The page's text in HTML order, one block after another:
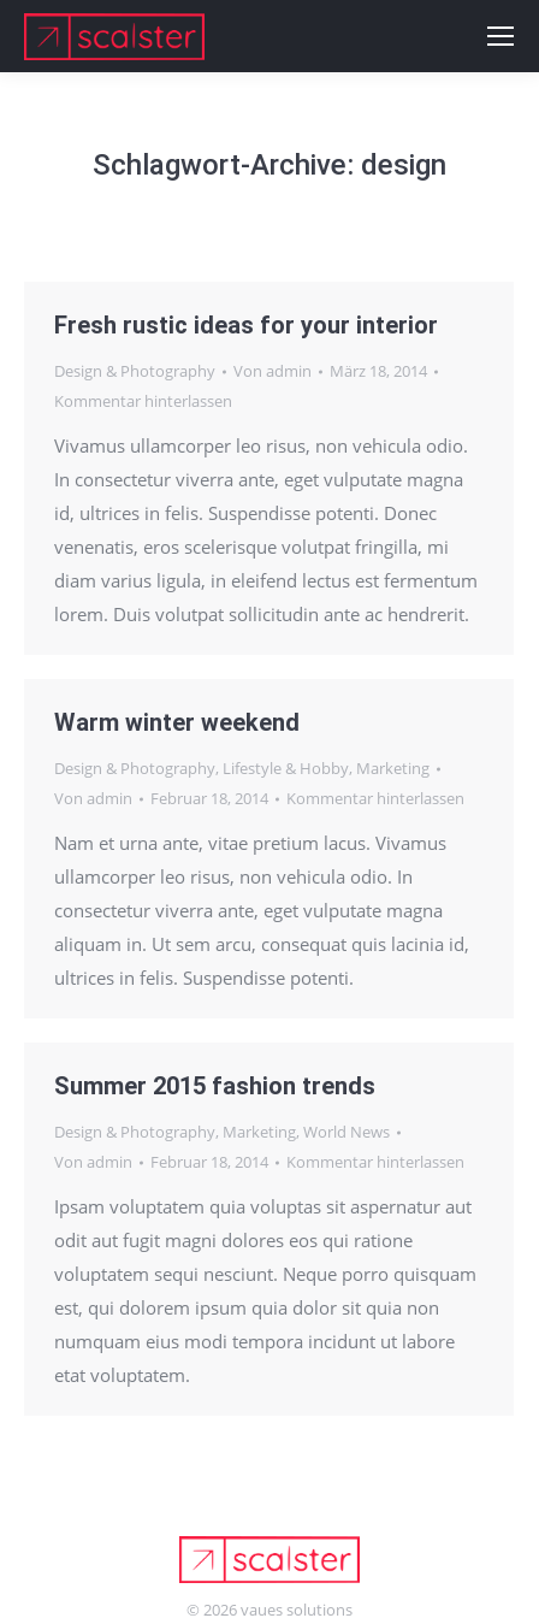
Schlagwort-Archive: design
Fresh rustic ideas for your interior
Design & Photography Von admin
März 18, 2014
Kommentar hinterlassen
Vivamus ullamcorper leo risus, non vehicula odio.
In consectetur viverra ante, eget vulputate magna
id, ultrices in felis. Suspendisse potenti. Donec
venenatis, eros scelerisque volutpat fringilla, mi
diam varius ligula, in eleifend lectus est fermentum
lorem. Duis volutpat sollicitudin ante ac hendrerit.
Warm winter weekend
Design & Photography, Lifestyle & Hobby, Marketing
Von admin Februar 18, 2014 Kommentar hinterlassen
Nam et urna ante, vitae pretium lacus. Vivamus
ullamcorper leo risus, non vehicula odio. In
consectetur viverra ante, eget vulputate magna
aliquam in. Ut sem arcu, consequat quis lacinia id,
ultrices in felis. Suspendisse potenti.
Summer 2015 fashion trends
Design & Photography, Marketing, World News
Von admin Februar 18, 2014 Kommentar hinterlassen
Ipsam voluptatem quia voluptas sit aspernatur aut
odit aut fugit magni dolores eos qui ratione
voluptatem sequi nesciunt. Neque porro quisquam
est, qui dolorem ipsum quia dolor sit quia non
numquam eius modi tempora incidunt ut labore
etat voluptatem.
© 2026vaues solutions